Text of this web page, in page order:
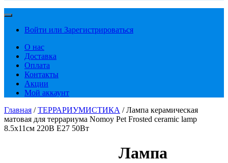
Войти или Зарегистрироваться
О нас
Доставка
Оплата
Контакты
Акции
Мой аккаунт
Главная /ТЕРРАРИУМИСТИКА / Лампа керамическая
матовая для террариума Nomoy Pet Frosted ceramic lamp
8.5х11см 220В E27 50Вт
Лампа